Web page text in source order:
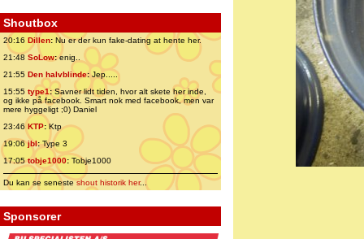
Shoutbox
20:16 Dillen: Nu er der kun fake-dating at hente her.
21:48 SoLow:enig..
21:55 Den halvblinde:Jep.....
15:55 type1:Savner lidt tiden, hvor alt skete her inde,
og ikke på facebook. Smart nok med facebook, men var
mere hyggeligt ;0) Daniel
23:46 KTP:Ktp
19:06jbl:Type 3
17:05tobje1000: Tobje1000
Du kan se senesteshout historik her...
Sponsorer